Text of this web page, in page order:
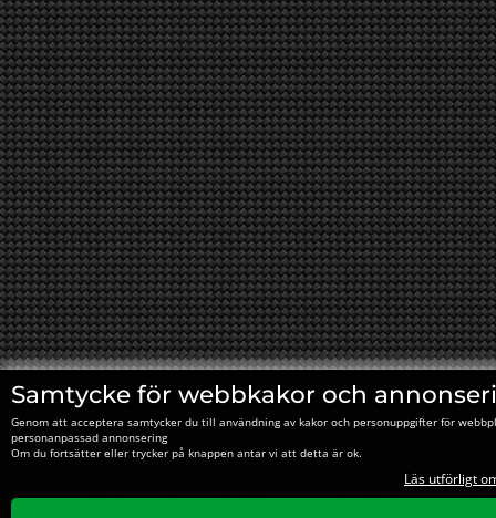
Samtycke för webbkakor och
Genom att acceptera samtycker du till användning av kakor och personuppgifter för
personanpassad annonsering
Om du fortsätter eller trycker på knappen antar vi att detta är ok.
Läs utförligt